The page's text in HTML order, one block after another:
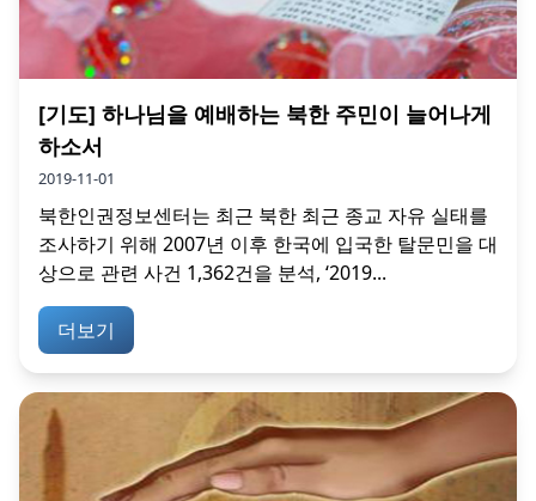
[기도] 하나님을 예배하는 북한 주민이 늘어나게
하소서
2019-11-01
북한인권정보센터는 최근 북한 최근 종교 자유 실태를
조사하기 위해 2007년 이후 한국에 입국한 탈문민을 대
상으로 관련 사건 1,362건을 분석, ‘2019...
더보기